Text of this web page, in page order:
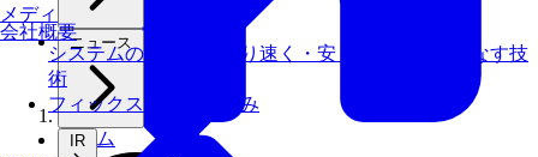
メディアライブラリ
ニュース
IR
会社概要
システムの仕事を、より速く・安く・省エネでこなす技
術
フィックスターズの​強み
ホーム